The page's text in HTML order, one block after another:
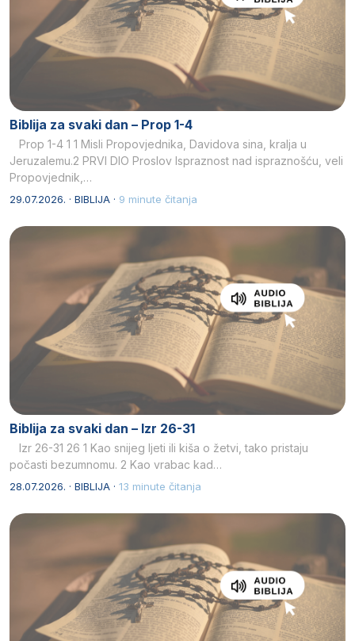
Biblija za svaki dan – Prop 1-4
Prop 1-4 1 1 Misli Propovjednika, Davidova sina, kralja u
Jeruzalemu.2 PRVI DIO Proslov Ispraznost nad ispraznošću, veli
Propovjednik,…
29.07.2026. · BIBLIJA · 9 minute čitanja
Biblija za svaki dan – Izr 26-31
Izr 26-31 26 1 Kao snijeg ljeti ili kiša o žetvi, tako pristaju
počasti bezumnomu. 2 Kao vrabac kad…
28.07.2026. · BIBLIJA · 13 minute čitanja